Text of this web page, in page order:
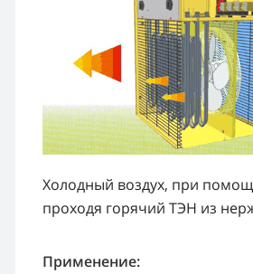
Холодный воздух, при
проходя горячий ТЭН из
Применение: